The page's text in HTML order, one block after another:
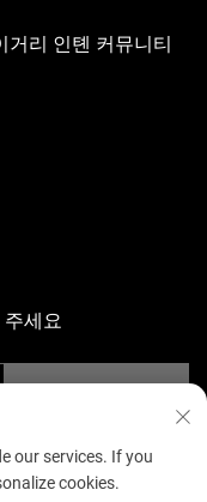
거리 인톈 커뮤니티
세요
our services. If you
cookies.